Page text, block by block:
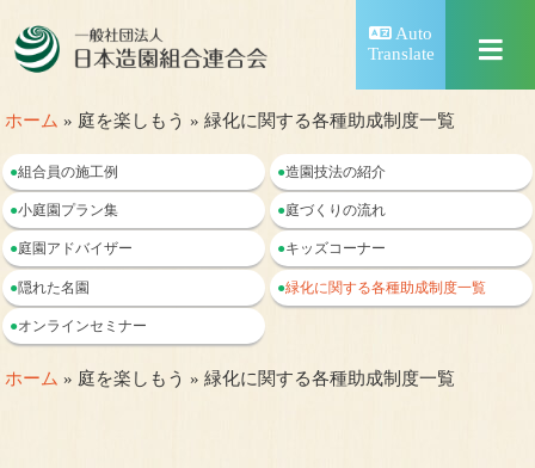
Auto
Translate
ホーム » 庭を楽しもう » 緑化に関する各種助成制度一覧
●組合員の施工例 ●造園技法の紹介
●小庭園プラン集 ●庭づくりの流れ
●庭園アドバイザー ●キッズコーナー
●隠れた名園 ●緑化に関する各種助成制度一覧
●オンラインセミナー
ホーム » 庭を楽しもう » 緑化に関する各種助成制度一覧